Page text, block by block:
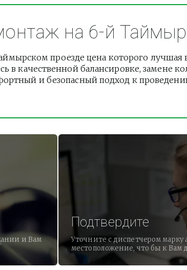
на 6-й
проезде цена которого лучшая
в качественной балансировке, замене
и безопасный подход к
и Вам
Подтвердите
Уточните с диспетчером марку
местоположение, что бы к Вам